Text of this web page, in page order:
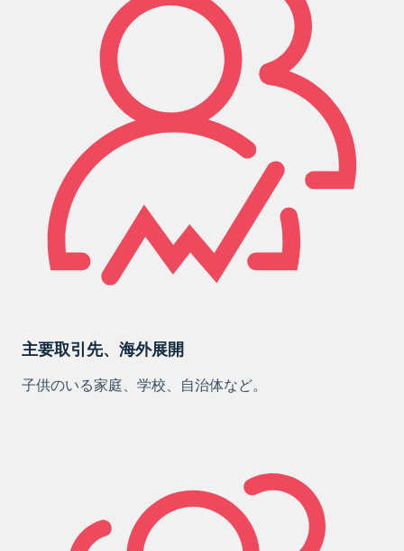
主要取引先、海外展開
子供のいる家庭、学校、自治体など。